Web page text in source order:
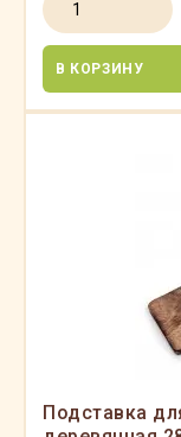
В КОРЗИНУ
Подставка